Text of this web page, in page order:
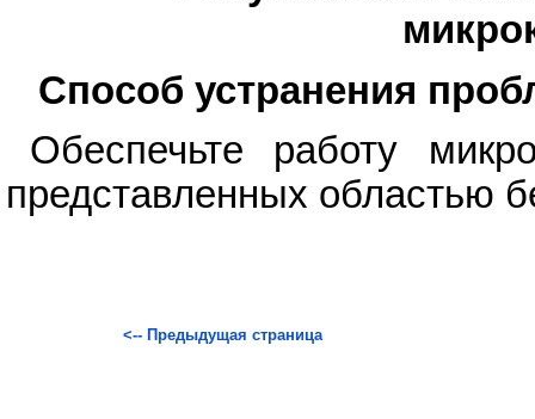
Способ устранения
Обеспечьте работу
представленных областью
<-- Предыдущая страница